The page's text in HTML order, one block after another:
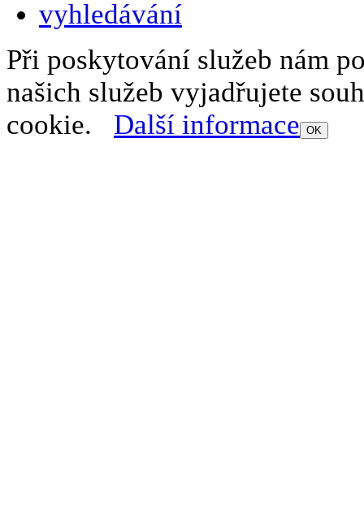
Při poskytování služeb nám
našich služeb vyjadřujete
cookie. Další informace